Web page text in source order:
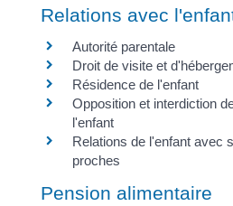
Relations avec
Autorité parentale
Droit de visite et
Résidence de l'enfant
Opposition et interdiction
l'enfant
Relations de l'enfant avec
proches
Pension alimentaire